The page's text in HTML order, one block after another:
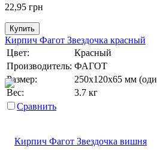
22,95 грн
Купить
Кирпич Фагот Звездочка красный
Цвет:
Красный
Производитель: ФАГОТ
Размер:
250х120х65 мм
Вес:
3.7 кг
Сравнить